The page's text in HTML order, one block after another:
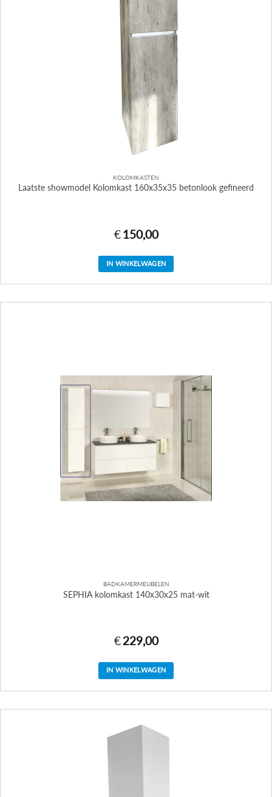
KOLOMKASTEN
Laatste showmodel Kolomkast 160x35x35 betonlook gefineerd
€ 150,00
IN WINKELWAGEN
BADKAMERMEUBELEN
SEPHIA kolomkast 140x30x25 mat-wit
€ 229,00
IN WINKELWAGEN